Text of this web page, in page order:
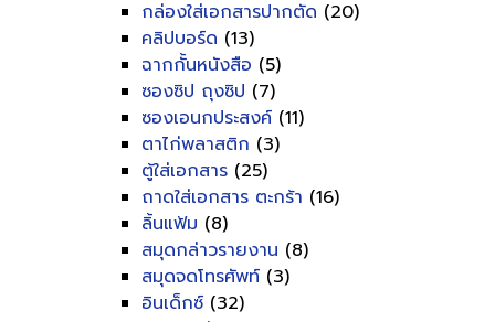
กล่องใส่เอกสารปากตัด (20)
คลิปบอร์ด (13)
ฉากกั้นหนังสือ (5)
ซองซิป ถุงซิป (7)
ซองเอนกประสงค์ (11)
ตาไก่พลาสติก (3)
ตู้ใส่เอกสาร (25)
ถาดใส่เอกสาร ตะกร้า (16)
ลิ้นแฟ้ม (8)
สมุดกล่าวรายงาน (8)
สมุดจดโทรศัพท์ (3)
อินเด็กซ์ (32)